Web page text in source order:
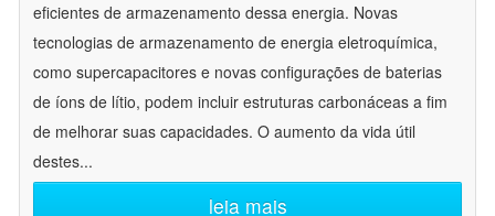
eficientes de armazenamento dessa energia. Novas
tecnologias de armazenamento de energia eletroquímica,
como supercapacitores e novas configurações de baterias
de íons de lítio, podem incluir estruturas carbonáceas a fim
de melhorar suas capacidades. O aumento da vida útil
destes...
leia mais